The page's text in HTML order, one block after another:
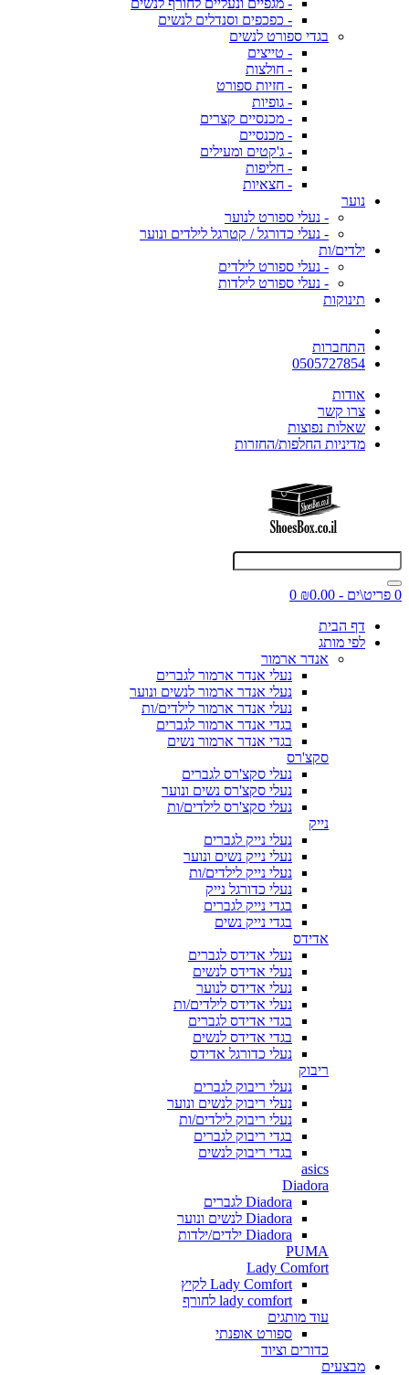
- מגפיים ונעליים לחורף לנשים
- כפכפים וסנדלים לנשים
בגדי ספורט לנשים
- טייצים
- חולצות
- חזיות ספורט
- גופיות
- מכנסיים קצרים
- מכנסיים
- ג'קטים ומעילים
- חליפות
- חצאיות
נוער
- נעלי ספורט לנוער
- נעלי כדורגל / קטרגל לילדים ונוער
ילדים/ות
- נעלי ספורט לילדים
- נעלי ספורט לילדות
תינוקות
התחברות
0505727854
אודות
צרו קשר
שאלות נפוצות
מדיניות החלפות/החזרות
0 פריט\ים - ₪0.00
0
דף הבית
לפי מותג
אנדר ארמור
נעלי אנדר ארמור לגברים
נעלי אנדר ארמור לנשים ונוער
נעלי אנדר ארמור לילדים/ות
בגדי אנדר ארמור לגברים
בגדי אנדר ארמור נשים
סקצ'רס
נעלי סקצ'רס לגברים
נעלי סקצ'רס נשים ונוער
נעלי סקצ'רס לילדים/ות
נייק
נעלי נייק לגברים
נעלי נייק נשים ונוער
נעלי נייק לילדים/ות
נעלי כדורגל נייק
בגדי נייק לגברים
בגדי נייק נשים
אדידס
נעלי אדידס לגברים
נעלי אדידס לנשים
נעלי אדידס לנוער
נעלי אדידס לילדים/ות
בגדי אדידס לגברים
בגדי אדידס לנשים
נעלי כדורגל אדידס
ריבוק
נעלי ריבוק לגברים
נעלי ריבוק לנשים ונוער
נעלי ריבוק לילדים/ות
בגדי ריבוק לגברים
בגדי ריבוק לנשים
asics
Diadora
Diadora לגברים
Diadora לנשים ונוער
Diadora ילדים/ילדות
PUMA
Lady Comfort
Lady Comfort לקיץ
lady comfort לחורף
עוד מותגים
ספורט אופנתי
כדורים וציוד
מבצעים